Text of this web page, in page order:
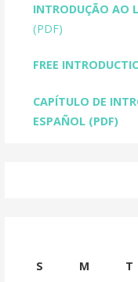
INTRODUÇÃO AO
(PDF)
FREE
CAPÍTULO DE
ESPAÑOL (PDF)
S
M T